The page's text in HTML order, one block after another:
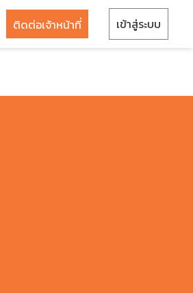
ติดต่อเจ้าหน้าที่ เข้าสู่ระบบ